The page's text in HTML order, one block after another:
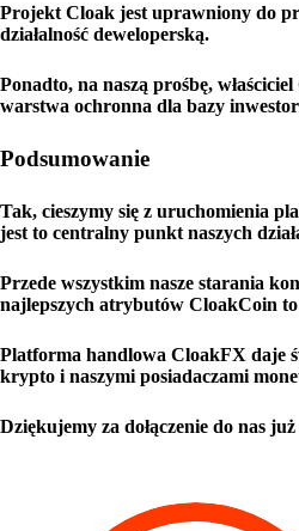
Projekt Cloak jest uprawniony do
działalność deweloperską.
Ponadto, na naszą prośbę,
warstwa ochronna dla bazy
Podsumowanie
Tak, cieszymy się z uruchomienia
jest to centralny punkt naszych
Przede wszystkim nasze starania
najlepszych atrybutów CloakCoin
Platforma handlowa CloakFX daje
krypto i naszymi posiadaczami
Dziękujemy za dołączenie do nas